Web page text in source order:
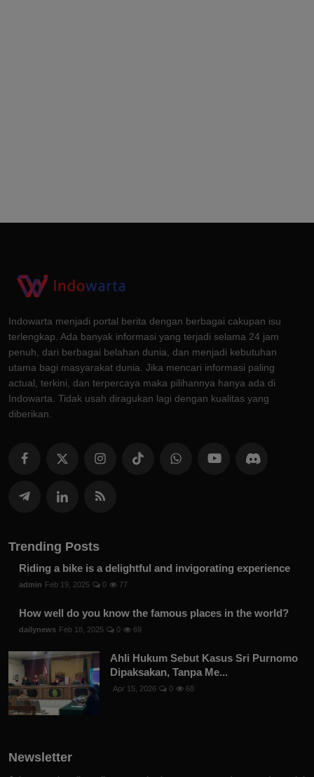
Indowarta menjadi portal berita dengan berbagai cakupan isu
terlengkap. Ada banyak informasi yang terjadi selama 24 jam
penuh, dari berbagai belahan dunia, dan menjadi kebutuhan
utama bagi masyarakat dunia. Jika mencari informasi paling
actual, terkini, dan terpercaya maka pilihannya hanya ada di
Indowarta. Tidak usah diragukan lagi dengan kualitas yang
diberikan.
Trending Posts
Riding a bike is a delightful and invigorating experience
admin Feb 19, 2025 0 77
How well do you know the famous places in the world?
dailynews Feb 18, 2025 0 69
Ahli Hukum Sebut Kasus Sri Purnomo
Dipaksakan, Tanpa Me...
Apr 15, 2026 0 68
Newsletter